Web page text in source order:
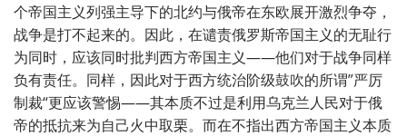
个帝国主义列强主导下的北约与俄帝在东欧展开激烈争夺，
战争是打不起来的。因此，在谴责俄罗斯帝国主义的无耻行
为同时，应该同时批判西方帝国主义——他们对于战争同样
负有责任。同样，因此对于西方统治阶级鼓吹的所谓”严厉
制裁“更应该警惕——其本质不过是利用乌克兰人民对于俄
帝的抵抗来为自己火中取栗。而在不指出西方帝国主义本质